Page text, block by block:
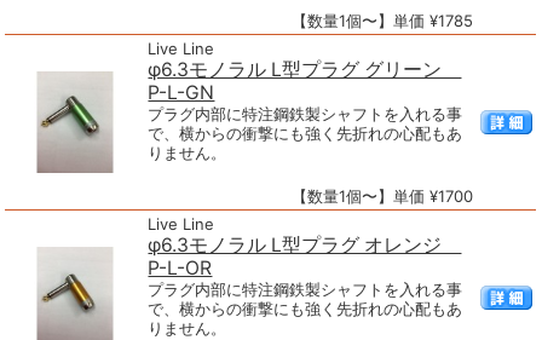
【数量1個〜】単価 ¥1785
Live Line
φ6.3モノラル L型プラグ グリーン
P-L-GN
プラグ内部に特注鋼鉄製シャフトを入れる事
で、横からの衝撃にも強く先折れの心配もあ
りません。
【数量1個〜】単価 ¥1700
Live Line
φ6.3モノラル L型プラグ オレンジ
P-L-OR
プラグ内部に特注鋼鉄製シャフトを入れる事
で、横からの衝撃にも強く先折れの心配もあ
りません。